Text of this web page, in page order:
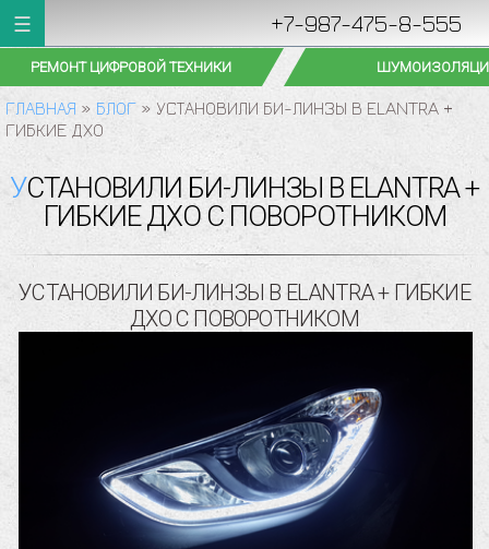
+7-987-475-8-555
РЕМОНТ ЦИФРОВОЙ ТЕХНИКИ
ГЛАВНАЯ » БЛОГ » УСТАНОВИЛИ БИ-ЛИНЗЫ В ELANTRA +
ГИБКИЕ ДХО
УСТАНОВИЛИ БИ-ЛИНЗЫ В ELANTRA +
ГИБКИЕ ДХО С ПОВОРОТНИКОМ
УСТАНОВИЛИ БИ-ЛИНЗЫ В ELANTRA + ГИБКИЕ
ДХО С ПОВОРОТНИКОМ